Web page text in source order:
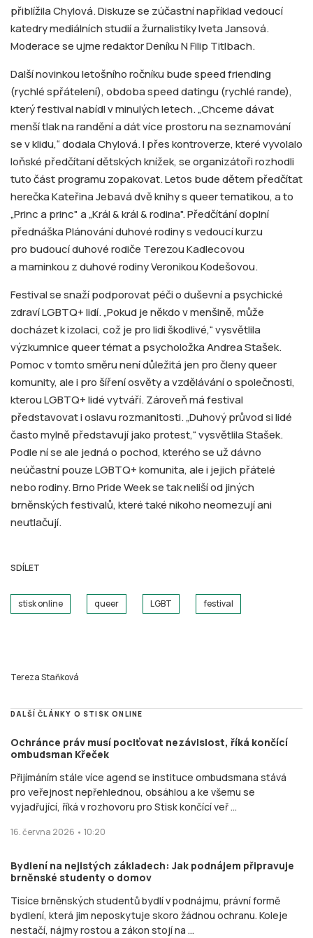
přiblížila Chylová. Diskuze se zúčastní například vedoucí
katedry mediálních studií a žurnalistiky Iveta Jansová.
Moderace se ujme redaktor Deníku N Filip Titlbach.
Další novinkou letošního ročníku bude speed friending
(rychlé spřátelení), obdoba speed datingu (rychlé rande),
který festival nabídl v minulých letech. „Chceme dávat
menší tlak na randění a dát více prostoru na seznamování
se v klidu,“ dodala Chylová. I přes kontroverze, které vyvolalo
loňské předčítaní dětských knížek, se organizátoři rozhodli
tuto část programu zopakovat. Letos bude dětem předčítat
herečka Kateřina Jebavá dvě knihy s queer tematikou, a to
„Princ a princ" a „Král & král & rodina". Předčítání doplní
přednáška Plánování duhové rodiny s vedoucí kurzu
pro budoucí duhové rodiče Terezou Kadlecovou
a maminkou z duhové rodiny Veronikou Kodešovou.
Festival se snaží podporovat péči o duševní a psychické
zdraví LGBTQ+ lidí. „Pokud je někdo v menšině, může
docházet k izolaci, což je pro lidi škodlivé,“ vysvětlila
výzkumnice queer témat a psycholožka Andrea Stašek.
Pomoc v tomto směru není důležitá jen pro členy queer
komunity, ale i pro šíření osvěty a vzdělávání o společnosti,
kterou LGBTQ+ lidé vytváří. Zároveň má festival
představovat i oslavu rozmanitosti. „Duhový průvod si lidé
často mylně představují jako protest,“ vysvětlila Stašek.
Podle ní se ale jedná o pochod, kterého se už dávno
neúčastní pouze LGBTQ+ komunita, ale i jejich přátelé
nebo rodiny. Brno Pride Week se tak neliší od jiných
brněnských festivalů, které také nikoho neomezují ani
neutlačují.
SDÍLET
stisk online queer LGBT festival
Tereza Staňková
DALŠÍ ČLÁNKY O STISK ONLINE
Ochránce práv musí pociťovat nezávislost, říká končící
ombudsman Křeček
Přijímáním stále více agend se instituce ombudsmana stává
pro veřejnost nepřehlednou, obsáhlou a ke všemu se
vyjadřující, říká v rozhovoru pro Stisk končící veř ...
16. června 2026 • 10:20
Bydlení na nejistých základech: Jak podnájem připravuje
brněnské studenty o domov
Tisíce brněnských studentů bydlí v podnájmu, právní formě
bydlení, která jim neposkytuje skoro žádnou ochranu. Koleje
nestačí, nájmy rostou a zákon stojí na ...